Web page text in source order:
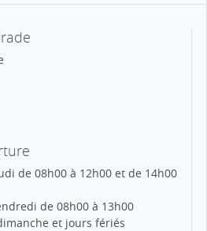
de 08h00 à 12h00 et de 14h00
de 08h00 à 13h00
et jours fériés